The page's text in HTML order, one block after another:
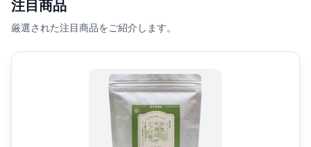
注目商品
厳選された注目商品をご紹介します。